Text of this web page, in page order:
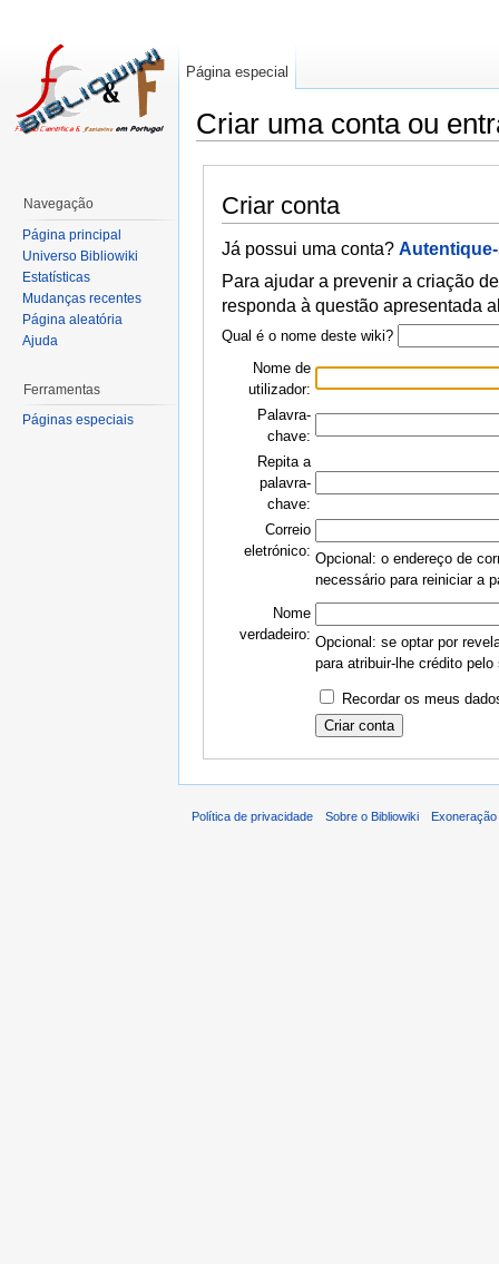
Criar uma conta ou
Criar conta
Já possui uma conta?
Para ajudar a prevenir a criação
responda à questão apresentada
Qual é o nome deste wiki?
Nome de
utilizador:
Palavra-
chave:
Repita a
palavra-
chave:
Correio
eletrónico: Opcional: o endereço de
necessário para reiniciar a
Nome
verdadeiro: Opcional: se optar por
para atribuir-lhe crédito pelo
Recordar os meus
Página especial
Navegação
Página principal
Universo Bibliowiki
Estatísticas
Mudanças recentes
Página aleatória
Ajuda
Ferramentas
Páginas especiais
Política de privacidade Sobre o Bibliowiki